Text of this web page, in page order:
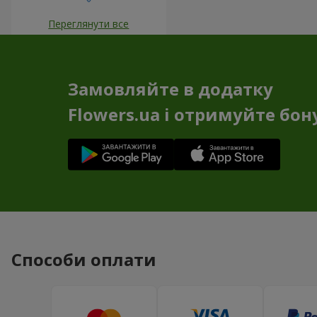
Переглянути все
Замовляйте в додатку
Flowers.ua і отримуйте
Способи оплати